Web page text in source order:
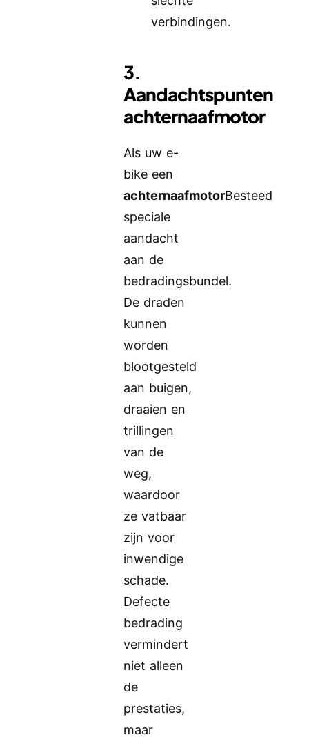
verbindingen.
3.
Aandachtspunten
achternaafmotor
Als uw e-
bike een
achternaafmotorBesteed
speciale
aandacht
aan de
bedradingsbundel.
De draden
kunnen
worden
blootgesteld
aan buigen,
draaien en
trillingen
van de
weg,
waardoor
ze vatbaar
zijn voor
inwendige
schade.
Defecte
bedrading
vermindert
niet alleen
de
prestaties,
maar